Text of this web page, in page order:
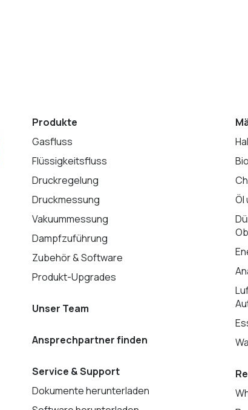
Produkte
Gasfluss
Flüssigkeitsfluss
Druckregelung
Druckmessung
Vakuummessung
Dampfzuführung
Zubehör & Software
Produkt-Upgrades
Unser Team
Ansprechpartner finden
Service & Support
Dokumente herunterladen
Öl